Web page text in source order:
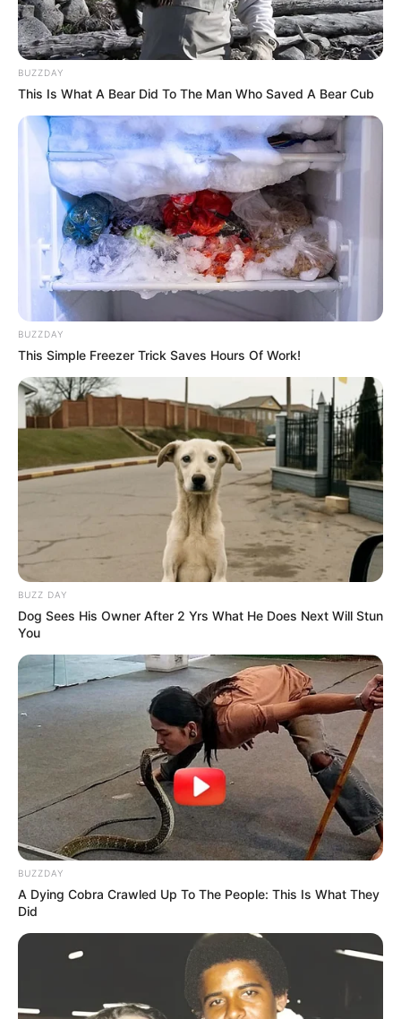
BUZZDAY
This Is What A Bear Did To The Man Who Saved A Bear Cub
BUZZDAY
This Simple Freezer Trick Saves Hours Of Work!
BUZZ DAY
Dog Sees His Owner After 2 Yrs What He Does Next Will Stun
You
BUZZDAY
A Dying Cobra Crawled Up To The People: This Is What They
Did